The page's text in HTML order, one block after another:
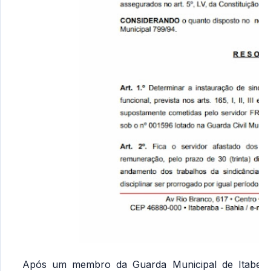
Após um membro da Guarda Municipal de